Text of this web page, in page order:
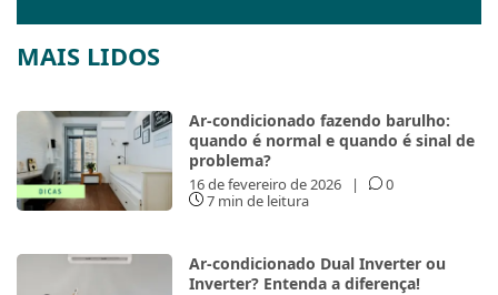
MAIS LIDOS
Ar-condicionado fazendo barulho:
quando é normal e quando é sinal de
problema?
16 de fevereiro de 2026 |
0
7 min de leitura
Ar-condicionado Dual Inverter ou
Inverter? Entenda a diferença!